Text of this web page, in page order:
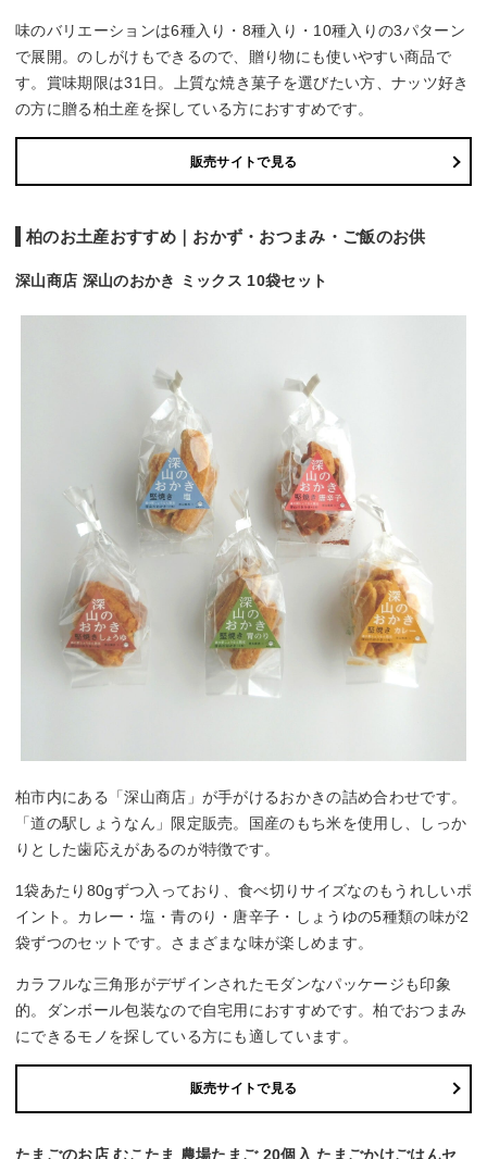
味のバリエーションは6種入り・8種入り・10種入りの3パターン
で展開。のしがけもできるので、贈り物にも使いやすい商品で
す。賞味期限は31日。上質な焼き菓子を選びたい方、ナッツ好き
の方に贈る柏土産を探している方におすすめです。
販売サイトで見る
柏のお土産おすすめ｜おかず・おつまみ・ご飯のお供
深山商店 深山のおかき ミックス 10袋セット
柏市内にある「深山商店」が手がけるおかきの詰め合わせです。
「道の駅しょうなん」限定販売。国産のもち米を使用し、しっか
りとした歯応えがあるのが特徴です。
1袋あたり80gずつ入っており、食べ切りサイズなのもうれしいポ
イント。カレー・塩・青のり・唐辛子・しょうゆの5種類の味が2
袋ずつのセットです。さまざまな味が楽しめます。
カラフルな三角形がデザインされたモダンなパッケージも印象
的。ダンボール包装なので自宅用におすすめです。柏でおつまみ
にできるモノを探している方にも適しています。
販売サイトで見る
たまごのお店 むこたま 農場たまご 20個入 たまごかけごはんセ